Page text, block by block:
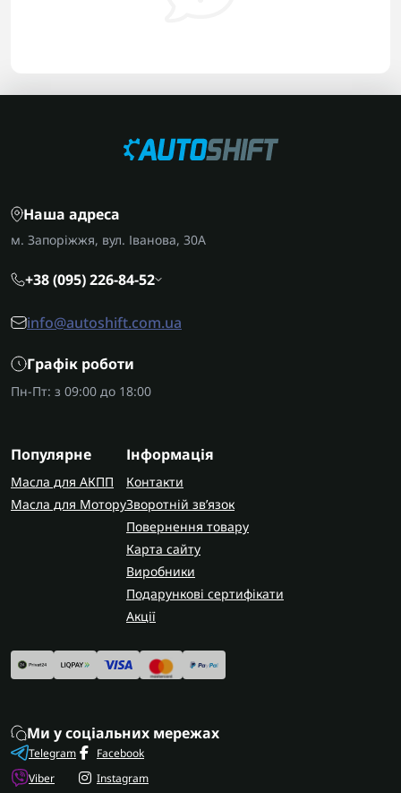
Наша адреса
м. Запоріжжя, вул. Іванова, 30А
+38 (095) 226-84-52
info@autoshift.com.ua
Графік роботи
Пн-Пт: з 09:00 до 18:00
Популярне
Масла для АКПП
Масла для Мотору
Інформація
Контакти
Зворотній зв’язок
Повернення товару
Карта сайту
Виробники
Подарункові сертифікати
Акції
Ми у соціальних мережах
Telegram
Viber
Facebook
Instagram